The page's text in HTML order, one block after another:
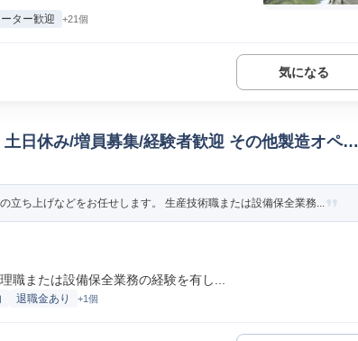
ター歓迎 +21個
気になる
土日休み/増員募集/経験者歓迎 その他製造オペレ
電気/電子製品専門職)
立ち上げなどをお任せします。 生産技術職または設備保全業務...
職または設備保全業務の経験を有し...
退職金あり +1個